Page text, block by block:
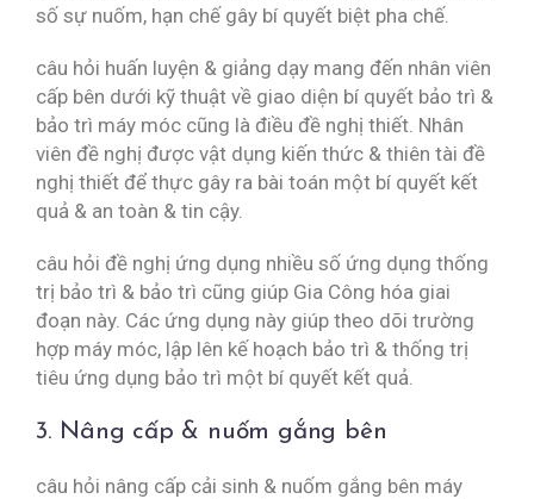
số sự nuốm, hạn chế gây bí quyết biệt pha chế.
câu hỏi huấn luyện & giảng dạy mang đến nhân viên
cấp bên dưới kỹ thuật về giao diện bí quyết bảo trì &
bảo trì máy móc cũng là điều đề nghị thiết. Nhân
viên đề nghị được vật dụng kiến thức & thiên tài đề
nghị thiết để thực gây ra bài toán một bí quyết kết
quả & an toàn & tin cậy.
câu hỏi đề nghị ứng dụng nhiều số ứng dụng thống
trị bảo trì & bảo trì cũng giúp Gia Công hóa giai
đoạn này. Các ứng dụng này giúp theo dõi trường
hợp máy móc, lập lên kế hoạch bảo trì & thống trị
tiêu ứng dụng bảo trì một bí quyết kết quả.
3. Nâng cấp & nuốm gắng bên
câu hỏi nâng cấp cải sinh & nuốm gắng bên máy